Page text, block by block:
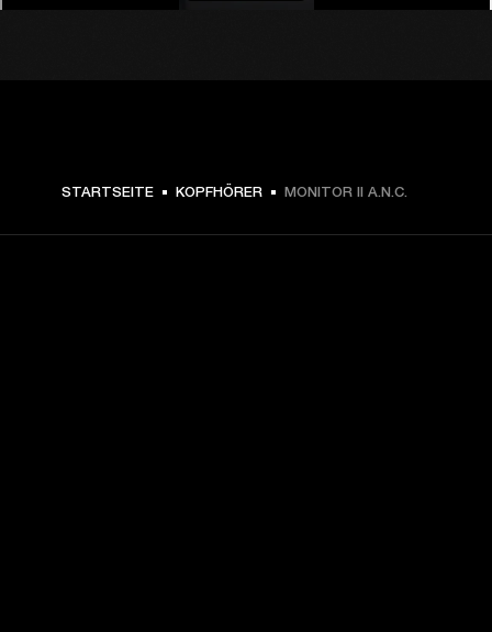
STARTSEITE KOPFHÖRER MONITOR II A.N.C.